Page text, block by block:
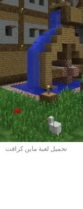
تحميل لعبة ماين كرافت